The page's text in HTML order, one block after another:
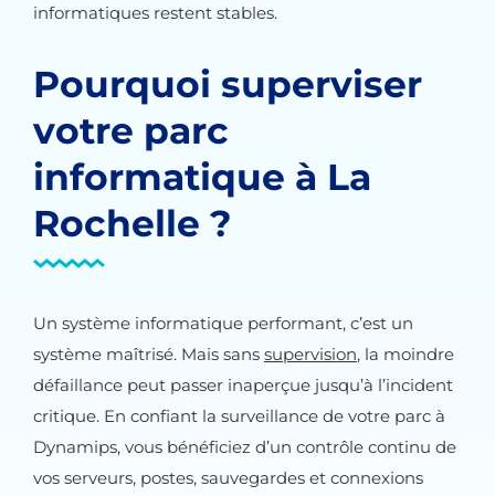
informatiques restent stables.
Pourquoi superviser
votre parc
informatique à La
Rochelle ?
Un système informatique performant, c’est un
système maîtrisé. Mais sans supervision, la moindre
défaillance peut passer inaperçue jusqu’à l’incident
critique. En confiant la surveillance de votre parc à
Dynamips, vous bénéficiez d’un contrôle continu de
vos serveurs, postes, sauvegardes et connexions